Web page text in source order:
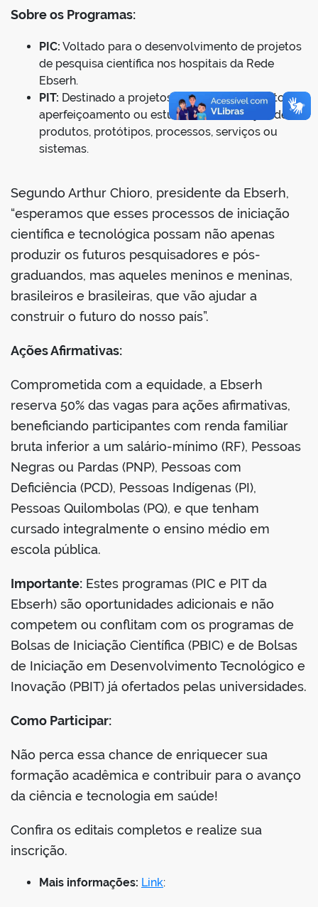
Sobre os Programas:
PIC: Voltado para o desenvolvimento de projetos
de pesquisa científica nos hospitais da Rede
Ebserh.
PIT: Destinado a projetos de desenvolvimento,
aperfeiçoamento ou estudo de viabilização de
produtos, protótipos, processos, serviços ou
sistemas.
Segundo Arthur Chioro, presidente da Ebserh,
“esperamos que esses processos de iniciação
científica e tecnológica possam não apenas
produzir os futuros pesquisadores e pós-
graduandos, mas aqueles meninos e meninas,
brasileiros e brasileiras, que vão ajudar a
construir o futuro do nosso país”.
Ações Afirmativas:
Comprometida com a equidade, a Ebserh
reserva 50% das vagas para ações afirmativas,
beneficiando participantes com renda familiar
bruta inferior a um salário-mínimo (RF), Pessoas
Negras ou Pardas (PNP), Pessoas com
Deficiência (PCD), Pessoas Indígenas (PI),
Pessoas Quilombolas (PQ), e que tenham
cursado integralmente o ensino médio em
escola pública.
Importante: Estes programas (PIC e PIT da
Ebserh) são oportunidades adicionais e não
competem ou conflitam com os programas de
Bolsas de Iniciação Científica (PBIC) e de Bolsas
de Iniciação em Desenvolvimento Tecnológico e
Inovação (PBIT) já ofertados pelas universidades.
Como Participar:
Não perca essa chance de enriquecer sua
formação acadêmica e contribuir para o avanço
da ciência e tecnologia em saúde!
Confira os editais completos e realize sua
inscrição.
Mais informações: Link: